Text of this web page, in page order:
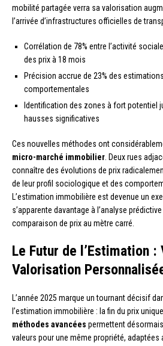
mobilité partagée verra sa valorisation
l’arrivée d’infrastructures officielles de
Corrélation de 78% entre l’activité
des prix à 18 mois
Précision accrue de 23% des
comportementales
Identification des zones à fort potentiel
hausses significatives
Ces nouvelles méthodes ont
micro-marché immobilier . Deux rues
connaître des évolutions de prix
de leur profil sociologique et des
L’estimation immobilière est devenue un
s’apparente davantage à l’analyse
comparaison de prix au mètre carré.
Le Futur de l’Estimation :
Valorisation
L’année 2025 marque un tournant décisif
l’estimation immobilière : la fin du prix
méthodes avancées permettent
valeurs pour une même propriété, adaptées